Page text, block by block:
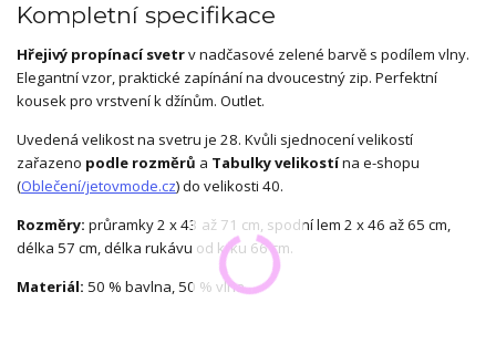
Kompletní specifikace
Hřejivý propínací svetrv nadčasové zelené barvě s podílem vlny.
Elegantní vzor, praktické zapínání na dvoucestný zip. Perfektní
kousek pro vrstvení k džínům. Outlet.
Uvedená velikost na svetru je 28. Kvůli sjednocení velikostí
zařazeno podle rozměrů a Tabulky velikostína e-shopu
(Oblečení/jetovmode.cz) do velikosti 40.
Rozměry: průramky 2 x 43 až 71 cm, spodní lem 2 x 46 až 65 cm,
délka 57 cm, délka rukávu od krku 66 cm.
Materiál: 50 % bavlna, 50 % vlna.